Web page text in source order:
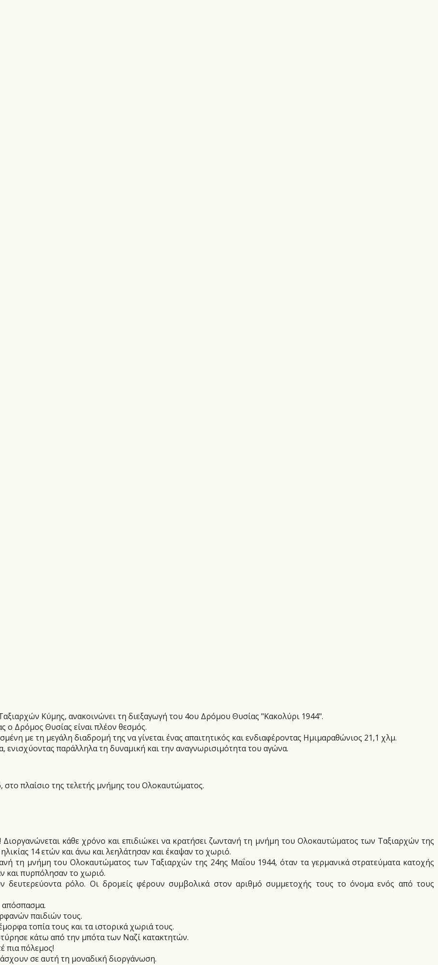
Κύμης, ανακοινώνει τη διεξαγωγή του 4ου Δρόμου Θυσίας "Κακολύρι 1944".
ο Δρόμος Θυσίας είναι πλέον θεσμός.
με τη μεγάλη διαδρομή της να γίνεται ένας απαιτητικός και ενδιαφέροντας Ημιμαραθώνιος 21,1 χλμ.
παράλληλα τη δυναμική και την αναγνωρισιμότητα του αγώνα.
πλαίσιο της τελετής μνήμης του Ολοκαυτώματος.
κάθε χρόνο και επιδιώκει να κρατήσει ζωντανή τη μνήμη του Ολοκαυτώματος των Ταξιαρχών της
14 ετών και άνω και λεηλάτησαν και έκαψαν το χωριό.
τη μνήμη του Ολοκαυτώματος των Ταξιαρχών της 24ης Μαΐου 1944, όταν τα γερμανικά στρατεύματα κατοχής
και πυρπόλησαν το χωριό.
δευτερεύοντα ρόλο. Οι δρομείς φέρουν συμβολικά στον αριθμό συμμετοχής τους το όνομα ενός από τους
απόσπασμα.
παιδιών τους.
τοπία τους και τα ιστορικά χωριά τους.
κάτω από την μπότα των Ναζί κατακτητών.
πια πόλεμος!
σε αυτή τη μοναδική διοργάνωση.